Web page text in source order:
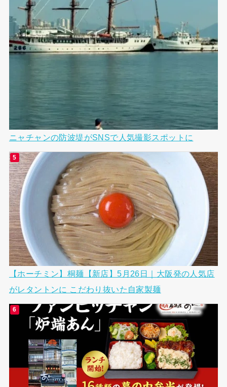
ニャチャンの防波堤がSNSで人気撮影スポットに
【ホーチミン】桐麺【新店】5月26日｜大阪発の人気店
がレタントンに こだわり抜いた自家製麺